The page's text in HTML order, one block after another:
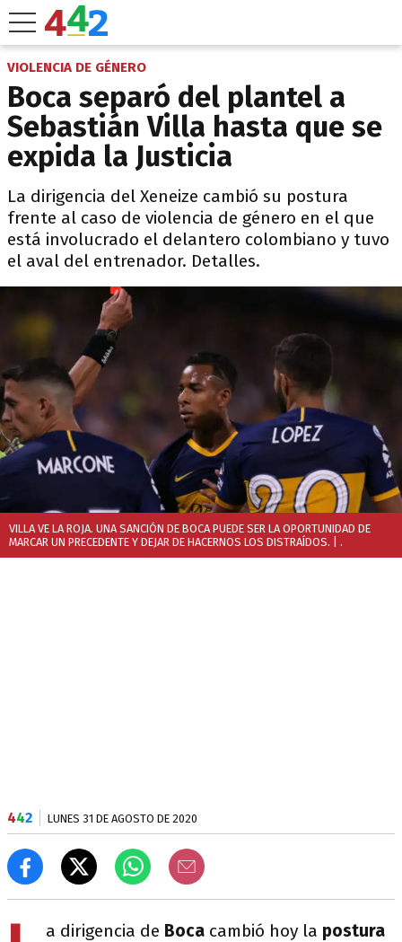
VIOLENCIA DE GÉNERO
Boca separó del plantel a
Sebastián Villa hasta que se
expida la Justicia
La dirigencia del Xeneize cambió su postura
frente al caso de violencia de género en el que
está involucrado el delantero colombiano y tuvo
el aval del entrenador. Detalles.
VILLA VE LA ROJA. UNA SANCIÓN DE BOCA PUEDE SER LA OPORTUNIDAD DE
MARCAR UN PRECEDENTE Y DEJAR DE HACERNOS LOS DISTRAÍDOS.
| .
442 LUNES 31 DE AGOSTO DE 2020
a dirigencia de Boca cambió hoy la postura